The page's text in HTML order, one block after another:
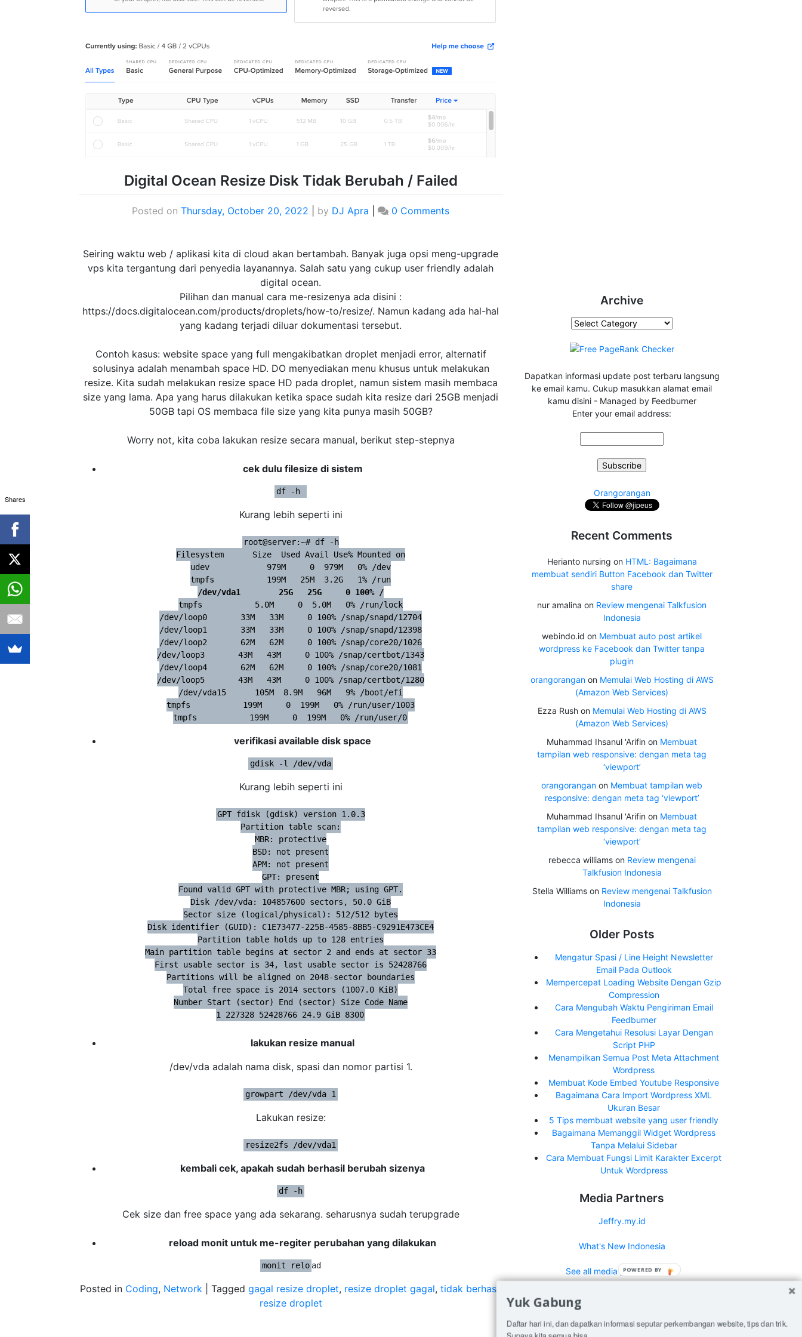
Digital Ocean Resize Disk Tidak Berubah / Failed
Posted on Thursday, October 20, 2022 by DJ Apra 0 Comments
Seiring waktu web / aplikasi kita di cloud akan bertambah. Banyak juga opsi meng-upgrade
vps kita tergantung dari penyedia layanannya. Salah satu yang cukup user friendly adalah
digital ocean.
Pilihan dan manual cara me-resizenya ada disini :
https://docs.digitalocean.com/products/droplets/how-to/resize/. Namun kadang ada hal-hal
yang kadang terjadi diluar dokumentasi tersebut.
Contoh kasus: website space yang full mengakibatkan droplet menjadi error, alternatif
solusinya adalah menambah space HD. DO menyediakan menu khusus untuk melakukan
resize. Kita sudah melakukan resize space HD pada droplet, namun sistem masih membaca
size yang lama. Apa yang harus dilakukan ketika space sudah kita resize dari 25GB menjadi
50GB tapi OS membaca file size yang kita punya masih 50GB?
Worry not, kita coba lakukan resize secara manual, berikut step-stepnya
cek dulu filesize di sistem
df -h
Kurang lebih seperti ini
root@server:~# df -h
Filesystem      Size  Used Avail Use% Mounted on
udev            979M     0  979M   0% /dev
/dev/vda1        25G   25G     0 100% /
tmpfs           5.0M     0  5.0M   0% /run/lock
/dev/loop0       33M   33M     0 100% /snap/snapd/12704
/dev/loop1       33M   33M     0 100% /snap/snapd/12398
/dev/loop2       62M   62M     0 100% /snap/core20/1026
/dev/loop3       43M   43M     0 100% /snap/certbot/1343
/dev/loop4       62M   62M     0 100% /snap/core20/1081
/dev/loop5       43M   43M     0 100% /snap/certbot/1280
/dev/vda15      105M  8.9M   96M   9% /boot/efi
tmpfs           199M     0  199M   0% /run/user/1003
tmpfs           199M     0  199M   0% /run/user/0
verifikasi available disk space
gdisk -l /dev/vda
Kurang lebih seperti ini
GPT fdisk (gdisk) version 1.0.3
Partition table scan:
MBR: protective
BSD: not present
APM: not present
GPT: present
Found valid GPT with protective MBR; using GPT.
Disk /dev/vda: 104857600 sectors, 50.0 GiB
Sector size (logical/physical): 512/512 bytes
Disk identifier (GUID): C1E73477-225B-4585-8BB5-C9291E473CE4
Partition table holds up to 128 entries
Main partition table begins at sector 2 and ends at sector 33
First usable sector is 34, last usable sector is 52428766
Partitions will be aligned on 2048-sector boundaries
Total free space is 2014 sectors (1007.0 KiB)
Number Start (sector) End (sector) Size Code Name
1 227328 52428766 24.9 GiB 8300
lakukan resize manual
/dev/vda adalah nama disk, spasi dan nomor partisi 1.
growpart /dev/vda 1
Lakukan resize:
resize2fs /dev/vda1
kembali cek, apakah sudah berhasil berubah sizenya
df -h
Cek size dan free space yang ada sekarang. seharusnya sudah terupgrade
reload monit untuk me-regiter perubahan yang dilakukan
monit relo ad
Posted in Coding, Network Tagged gagal resize droplet, resize droplet gagal, tidak berhasil
resize droplet
Archive
Archive
Dapatkan informasi update post terbaru langsung
ke email kamu. Cukup masukkan alamat email
kamu disini - Managed by Feedburner
Enter your email address:
Orangorangan
Recent Comments
Herianto nursing on HTML: Bagaimana
membuat sendiri Button Facebook dan Twitter
share
nur amalina on Review mengenai Talkfusion
Indonesia
webindo.id on Membuat auto post artikel
wordpress ke Facebook dan Twitter tanpa
plugin
orangoranganon Memulai Web Hosting di AWS
(Amazon Web Services)
Ezza Rushon Memulai Web Hosting di AWS
(Amazon Web Services)
Muhammad Ihsanul 'Arifin on Membuat
tampilan web responsive: dengan meta tag
‘viewport’
orangorangan on Membuat tampilan web
responsive: dengan meta tag ‘viewport’
Muhammad Ihsanul 'Arifin on Membuat
tampilan web responsive: dengan meta tag
‘viewport’
rebecca williamson Review mengenai
Talkfusion Indonesia
Stella Williamson Review mengenai Talkfusion
Indonesia
Older Posts
Mengatur Spasi / Line Height Newsletter
Email Pada Outlook
Mempercepat Loading Website Dengan Gzip
Compression
Cara Mengubah Waktu Pengiriman Email
Feedburner
Cara Mengetahui Resolusi Layar Dengan
Script PHP
Menampilkan Semua Post Meta Attachment
Wordpress
Membuat Kode Embed Youtube Responsive
Bagaimana Cara Import Wordpress XML
Ukuran Besar
5 Tips membuat website yang user friendly
Bagaimana Memanggil Widget Wordpress
Tanpa Melalui Sidebar
Cara Membuat Fungsi Limit Karakter Excerpt
Untuk Wordpress
Media Partners
Jeffry.my.id
What's New Indonesia
See all media partners here>
Shares
Yuk Gabung
Daftar hari ini, dan dapatkan informasi seputar perkembangan website, tips dan trik.
POWERED BY